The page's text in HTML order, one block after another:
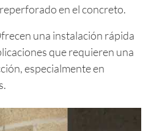
en el concreto.
una instalación rápida
que requieren una
especialmente en